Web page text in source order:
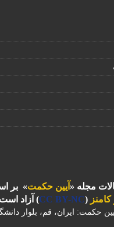
مجله « آیین حکمت» بر
کامنز (
CC BY-NC) آزاد
حکمت: ایران، قم، بلوار